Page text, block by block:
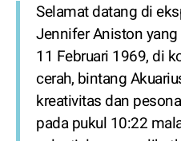
Selamat datang di
Jennifer Aniston
11 Februari 1969, di
cerah, bintang
kreativitas dan
pada pukul 10:22